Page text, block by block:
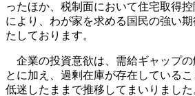
ったほか、税制面において住宅取得
により、わが家を求める国民の強い
たしております。
企業の投資意欲は、需給ギャップの
とに加え、過剰在庫が存在している
低迷したままで推移してまいりまし